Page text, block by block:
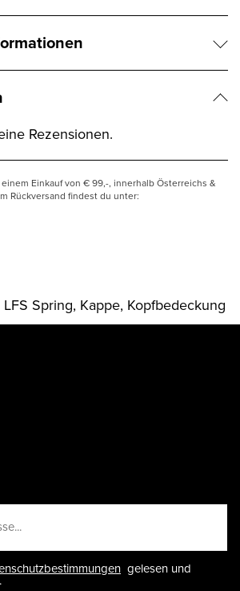
Rezensionen.
Einkauf von € 99,-, innerhalb Österreichs &
Rückversand findest du unter:
Spring, Kappe, Kopfbedeckung
gelesen und